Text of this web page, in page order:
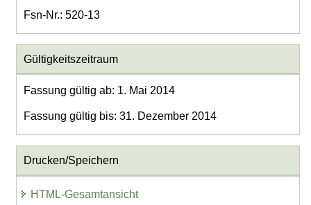
Fsn-Nr.: 520-13
Gültigkeitszeitraum
Fassung gültig ab: 1. Mai 2014
Fassung gültig bis: 31. Dezember 2014
Drucken/Speichern
HTML-Gesamtansicht